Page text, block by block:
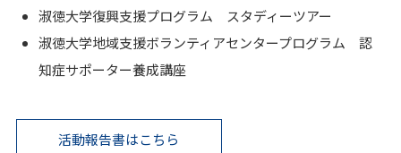
淑徳大学復興支援プログラム スタディーツアー
淑徳大学地域支援ボランティアセンタープログラム 認
知症サポーター養成講座
活動報告書はこちら